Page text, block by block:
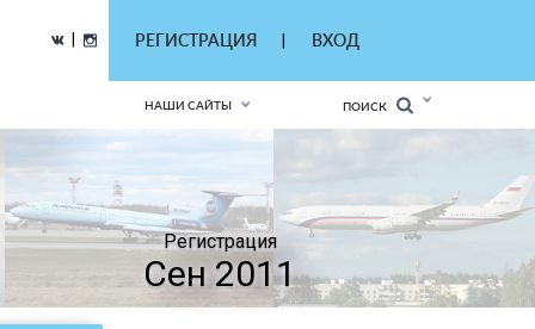
РЕГИСТРАЦИЯ ВХОД
НАШИ САЙТЫ ПОИСК
Регистрация
Сен 2011